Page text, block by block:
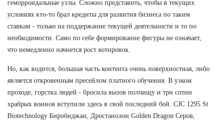
геморроидальные узлы. Сложно представить, чтобы в текущих
условиях кто-то брал кредиты для развития бизнеса по таким
ставкам - только на поддержание текущей деятельности и то по
необходимости. Само по себе формирование фигуры не означает,
что немедленно начнется рост котировок.
Но, как водится, большая часть контента очень поверхностная, либо
является откровенным пресейлом платного обучения. В узком
проходе, горстка людей - бросила вызов полчищу и три сотни
храбрых воинов вступили здесь в свой последний бой. CJC 1295 St
Biotechnology Биробиджан, Дростанолон Golden Dragon Серов,